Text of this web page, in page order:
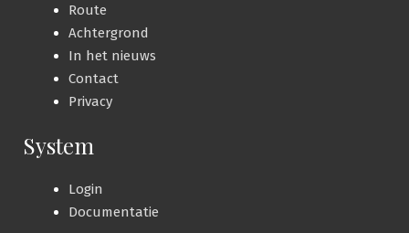
Route
Achtergrond
In het nieuws
Contact
Privacy
System
Login
Documentatie